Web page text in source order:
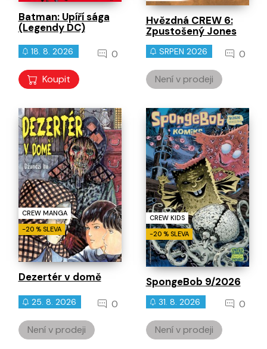
Batman: Upíří sága
(Legendy DC)
18. 8. 2026 0
Koupit
Hvězdná CREW 6:
Zpustošený Jones
SRPEN 2026 0
Není v prodeji
CREW MANGA
-20 % SLEVA
Dezertér v domě
25. 8. 2026 0
Není v prodeji
CREW KIDS
-20 % SLEVA
SpongeBob 9/2026
31. 8. 2026 0
Není v prodeji